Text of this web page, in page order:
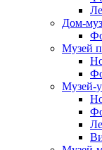
Дом-
Музей
Музей-